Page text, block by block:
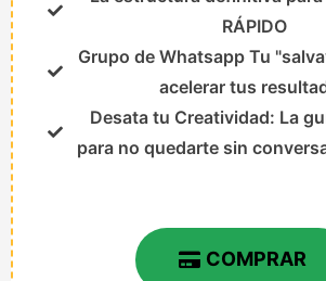
RÁPIDO
Grupo de Whatsapp Tu
acelerar tus
Desata tu Creatividad: La
para no quedarte sin
COMPRAR